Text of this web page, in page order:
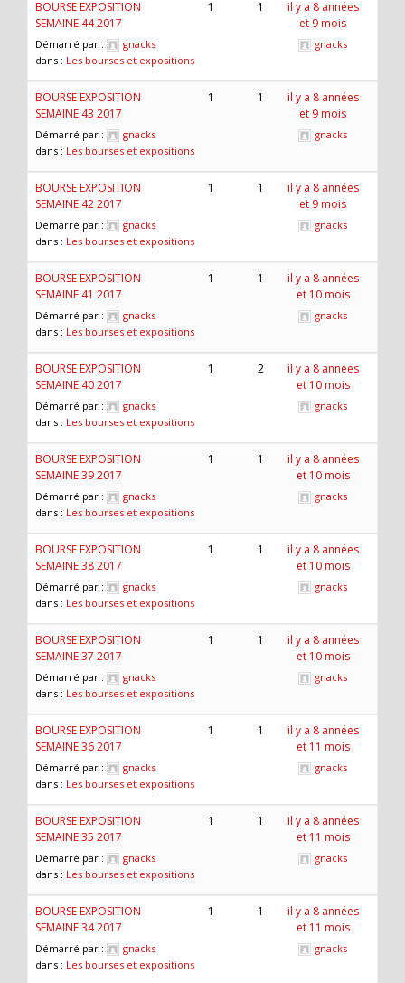
BOURSE EXPOSITION
SEMAINE 44 2017
Démarré par :
gnacks
dans : Les bourses et expositions
1 1
il y a 8 années
et 9 mois
gnacks
BOURSE EXPOSITION
SEMAINE 43 2017
Démarré par :
gnacks
dans : Les bourses et expositions
1 1
il y a 8 années
et 9 mois
gnacks
BOURSE EXPOSITION
SEMAINE 42 2017
Démarré par :
gnacks
dans : Les bourses et expositions
1 1
il y a 8 années
et 9 mois
gnacks
BOURSE EXPOSITION
SEMAINE 41 2017
Démarré par :
gnacks
dans : Les bourses et expositions
1 1
il y a 8 années
et 10 mois
gnacks
BOURSE EXPOSITION
SEMAINE 40 2017
Démarré par :
gnacks
dans : Les bourses et expositions
1 2
il y a 8 années
et 10 mois
gnacks
BOURSE EXPOSITION
SEMAINE 39 2017
Démarré par :
gnacks
dans : Les bourses et expositions
1 1
il y a 8 années
et 10 mois
gnacks
BOURSE EXPOSITION
SEMAINE 38 2017
Démarré par :
gnacks
dans : Les bourses et expositions
1 1
il y a 8 années
et 10 mois
gnacks
BOURSE EXPOSITION
SEMAINE 37 2017
Démarré par :
gnacks
dans : Les bourses et expositions
1 1
il y a 8 années
et 10 mois
gnacks
BOURSE EXPOSITION
SEMAINE 36 2017
Démarré par :
gnacks
dans : Les bourses et expositions
1 1
il y a 8 années
et 11 mois
gnacks
BOURSE EXPOSITION
SEMAINE 35 2017
Démarré par :
gnacks
dans : Les bourses et expositions
1 1
il y a 8 années
et 11 mois
gnacks
BOURSE EXPOSITION
SEMAINE 34 2017
Démarré par :
gnacks
dans : Les bourses et expositions
1 1
il y a 8 années
et 11 mois
gnacks